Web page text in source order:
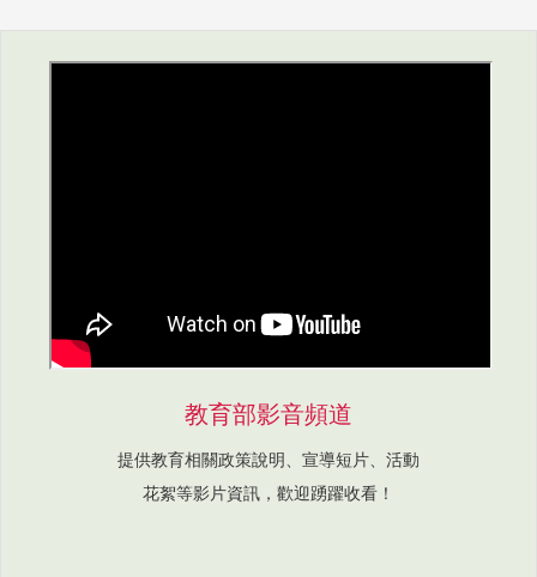
教育部影音頻道
提供教育相關政策說明、宣導短片、活動
花絮等影片資訊，歡迎踴躍收看！